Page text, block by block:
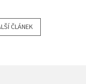
ČLÁNEK